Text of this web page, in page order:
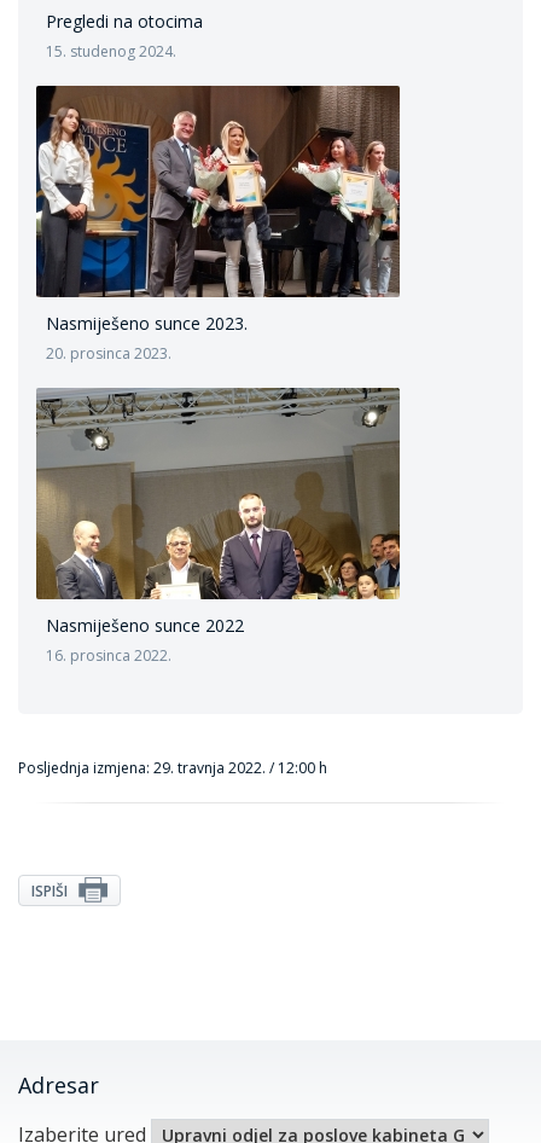
Pregledi na otocima
15. studenog 2024.
Nasmiješeno sunce 2023.
20. prosinca 2023.
Nasmiješeno sunce 2022
16. prosinca 2022.
Posljednja izmjena: 29. travnja 2022. / 12:00 h
ISPIŠI
Adresar
Izaberite ured